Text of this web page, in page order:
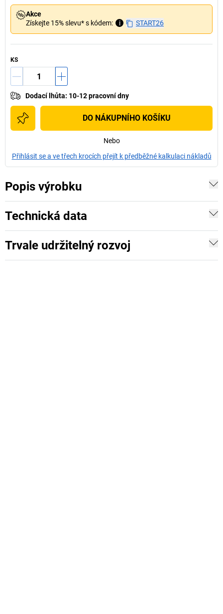
Akce
Získejte 15% slevu* s kódem:
i START26
KS
Dodací lhůta: 10-12 pracovní dny
DO NÁKUPNÍHO KOŠÍKU
Nebo
Přihlásit se a ve třech krocích přejít k předběžné kalkulaci nákladů
Popis výrobku
Technická data
Trvale udržitelný rozvoj